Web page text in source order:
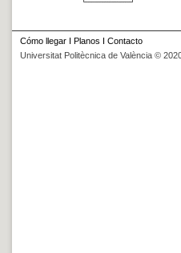
Cómo llegar I Planos I Contacto
Universitat Politècnica de València ©